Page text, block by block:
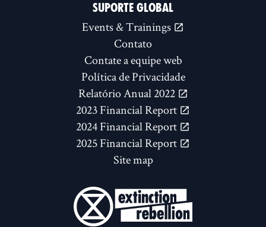
SUPORTE GLOBAL
Events & Trainings
Contato
Contate a equipe web
Política de Privacidade
Relatório Anual 2022
2023 Financial Report
2024 Financial Report
2025 Financial Report
Site map